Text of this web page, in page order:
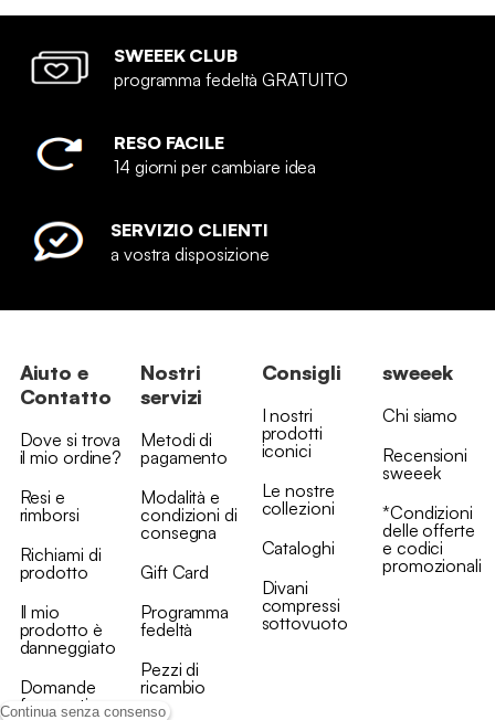
Continua senza consenso
SWEEEK CLUB
programma fedeltà GRATUITO
RESO FACILE
14 giorni per cambiare idea
SERVIZIO CLIENTI
a vostra disposizione
Aiuto e
Contatto
Dove si trova
il mio ordine?
Resi e
rimborsi
Richiami di
prodotto
Il mio
prodotto è
danneggiato
Domande
frequenti
Nostri
servizi
Metodi di
pagamento
Modalità e
condizioni di
consegna
Gift Card
Programma
fedeltà
Pezzi di
ricambio
Consigli
I nostri
prodotti
iconici
Le nostre
collezioni
Cataloghi
Divani
compressi
sottovuoto
sweeek
Chi siamo
Recensioni
sweeek
*Condizioni
delle offerte
e codici
promozionali